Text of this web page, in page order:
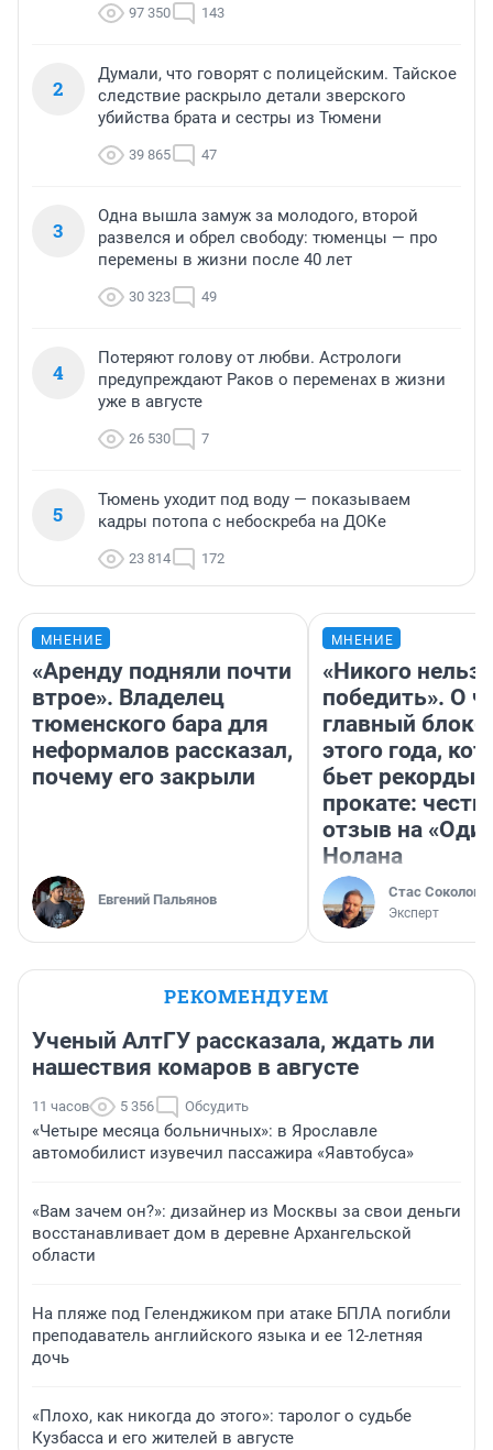
97 350 143
2
Думали, что говорят с полицейским. Тайское
следствие раскрыло детали зверского
убийства брата и сестры из Тюмени
39 865 47
3
Одна вышла замуж за молодого, второй
развелся и обрел свободу: тюменцы — про
перемены в жизни после 40 лет
30 323 49
4
Потеряют голову от любви. Астрологи
предупреждают Раков о переменах в жизни
уже в августе
26 530 7
5
Тюмень уходит под воду — показываем
кадры потопа с небоскреба на ДОКе
23 814 172
МНЕНИЕ
«Аренду подняли почти
втрое». Владелец
тюменского бара для
неформалов рассказал,
почему его закрыли
Евгений Пальянов
МНЕНИЕ
«Никого нельзя
победить». О
главный
этого года,
бьет рекорды в
прокате:
отзыв на
Нолана
Стас Соколов
Эксперт
РЕКОМЕНДУЕМ
Ученый АлтГУ рассказала, ждать ли
нашествия комаров в августе
11 часов 5 356 Обсудить
«Четыре месяца больничных»: в Ярославле
автомобилист изувечил пассажира «Яавтобуса»
«Вам зачем он?»: дизайнер из Москвы за свои деньги
восстанавливает дом в деревне Архангельской
области
На пляже под Геленджиком при атаке БПЛА погибли
преподаватель английского языка и ее 12-летняя
дочь
«Плохо, как никогда до этого»: таролог о судьбе
Кузбасса и его жителей в августе